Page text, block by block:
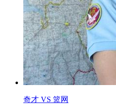
奇才 VS 篮网